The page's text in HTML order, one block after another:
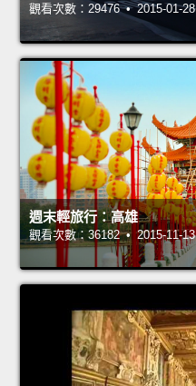
觀看次數：29476 • 2015-01-28
週末輕旅行：高雄
觀看次數：36182 • 2015-11-13